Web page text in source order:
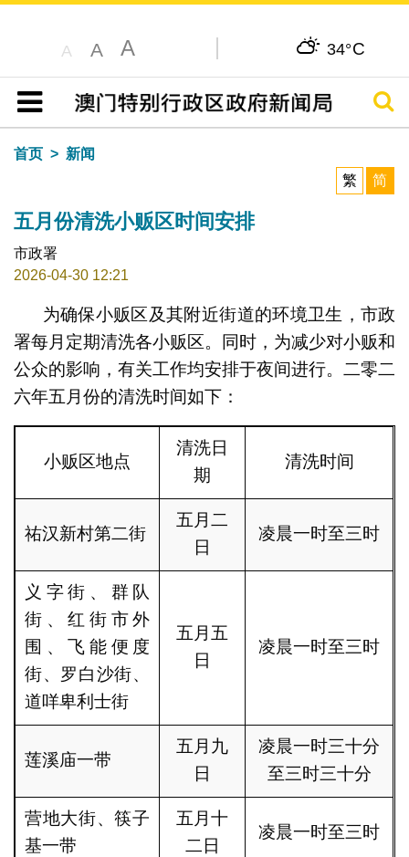
A A A 34°C
目录
搜寻
首页
新闻
繁
简
五月份清洗小贩区时间安排
市政署
2026-04-30 12:21
为确保小贩区及其附近街道的环境卫生，市政
署每月定期清洗各小贩区。同时，为减少对小贩和
公众的影响，有关工作均安排于夜间进行。二零二
六年五月份的清洗时间如下：
小贩区地点
清洗日
期
清洗时间
祐汉新村第二街
五月二
日
凌晨一时至三时
义字街、群队
街、红街市外
围、飞能便度
街、罗白沙街、
道咩卑利士街
五月五
日
凌晨一时至三时
莲溪庙一带
五月九
日
凌晨一时三十分
至三时三十分
营地大街、筷子
基一带
五月十
二日
凌晨一时至三时